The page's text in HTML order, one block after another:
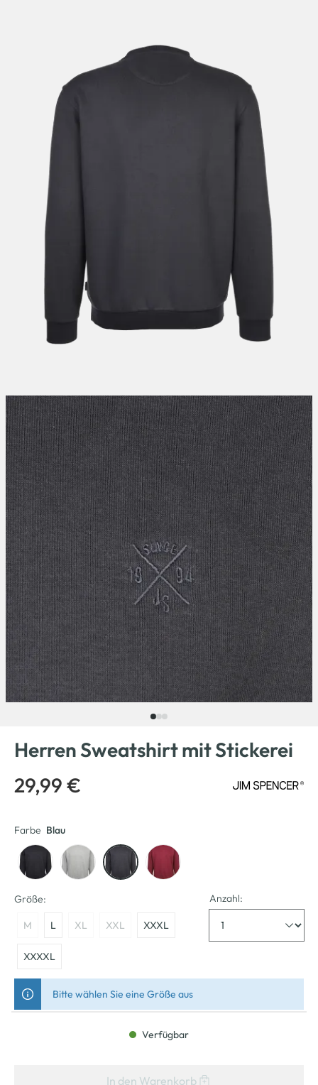
Herren Sweatshirt mit Stickerei
29,99 €
Farbe Blau
Größe:
M L XL XXL XXXL
XXXXL
Anzahl:
Bitte wählen Sie eine Größe aus
Verfügbar
In den Warenkorb